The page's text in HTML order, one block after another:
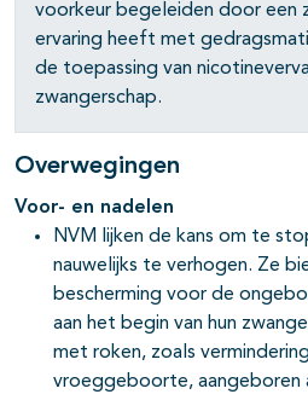
voorkeur begeleiden door een
ervaring heeft met
de toepassing van
zwangerschap.
Overwegingen
Voor- en nadelen
NVM lijken de kans om te
nauwelijks te verhogen. Ze
bescherming voor de
aan het begin van hun
met roken, zoals
vroeggeboorte, aangeboren